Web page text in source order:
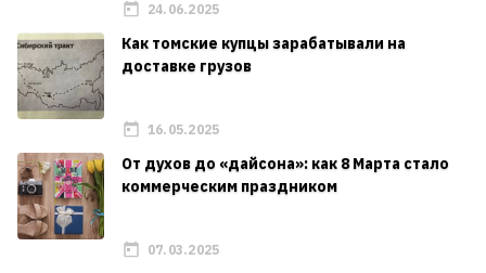
24.06.2025
Как томские купцы зарабатывали на
доставке грузов
16.05.2025
От духов до «дайсона»: как 8 Марта стало
коммерческим праздником
07.03.2025